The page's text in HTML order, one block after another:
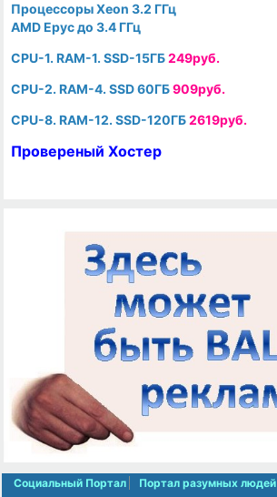
Процессоры Xeon 3.2 ГГц
AMD Epyc до 3.4 ГГц
CPU-1. RAM-1. SSD-15ГБ249руб.
CPU-2. RAM-4. SSD 60ГБ909руб.
CPU-8. RAM-12. SSD-120ГБ2619руб.
Провереный Хостер
Социальный Портал Портал разумных людей